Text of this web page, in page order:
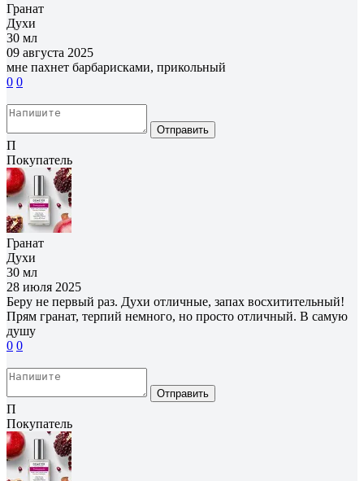
Гранат
Духи
30 мл
09 августа 2025
мне пахнет барбарисками, прикольный
0 0
Отправить
П
Покупатель
Гранат
Духи
30 мл
28 июля 2025
Беру не первый раз. Духи отличные, запах восхитительный!
Прям гранат, терпий немного, но просто отличный. В самую
душу
0 0
Отправить
П
Покупатель